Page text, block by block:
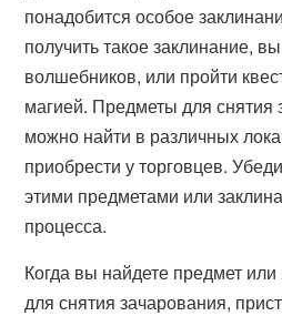
понадобится особое
получить такое заклинание,
волшебников, или пройти
магией. Предметы для снятия
можно найти в различных
приобрести у торговцев.
этими предметами или
процесса.
Когда вы найдете предмет или
для снятия зачарования,